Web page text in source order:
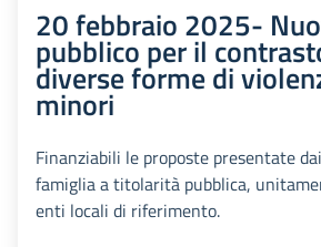
20 febbraio 2025-
pubblico per il
diverse forme di
minori
Finanziabili le proposte presentate
famiglia a titolarità pubblica,
enti locali di riferimento.